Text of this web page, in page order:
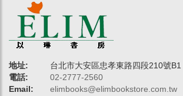
地址:
台北市大安區忠孝東路四段210號B1
電話:
02-2777-2560
Email:
elimbooks@elimbookstore.com.tw